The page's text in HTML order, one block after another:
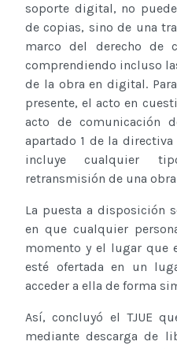
soporte digital, no
de copias, sino de una
marco del derecho de
comprendiendo incluso
de la obra en digital.
presente, el acto en
acto de comunicación
apartado 1 de la
incluye cualquier
retransmisión de una
La puesta a disposición
en que cualquier
momento y el lugar que
esté ofertada en un
acceder a ella de forma
Así, concluyó el TJUE
mediante descarga de